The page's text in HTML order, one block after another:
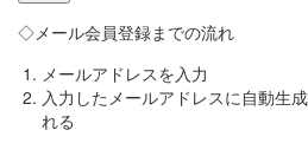
◇メール会員登録までの流れ
メールアドレスを入力
入力したメールアドレスに自動生
れる